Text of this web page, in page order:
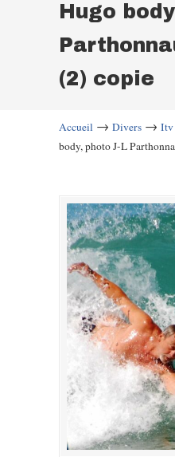
Hugo
(2) copie
Accueil → Divers → Itv
body, photo J-L